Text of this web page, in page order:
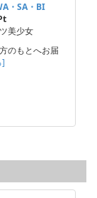
・SA・BI
美少女
のもとへお届
]